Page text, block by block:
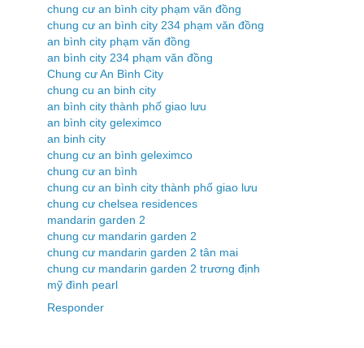
chung cư an bình city phạm văn đồng
chung cư an bình city 234 phạm văn đồng
an bình city phạm văn đồng
an bình city 234 phạm văn đồng
Chung cư An Bình City
chung cu an binh city
an bình city thành phố giao lưu
an bình city geleximco
an binh city
chung cư an bình geleximco
chung cư an bình
chung cư an bình city thành phố giao lưu
chung cư chelsea residences
mandarin garden 2
chung cư mandarin garden 2
chung cư mandarin garden 2 tân mai
chung cư mandarin garden 2 trương định
mỹ đình pearl
Responder